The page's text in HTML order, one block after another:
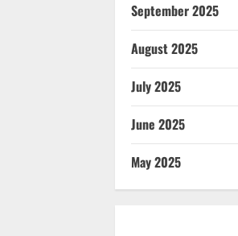
September 2025
August 2025
July 2025
June 2025
May 2025